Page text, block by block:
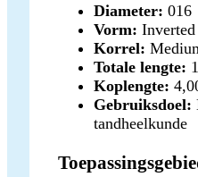
Diameter: 016
Vorm:
Korrel:
Totale lengte:
Koplengte:
Gebruiksdoel:
tandheelkunde